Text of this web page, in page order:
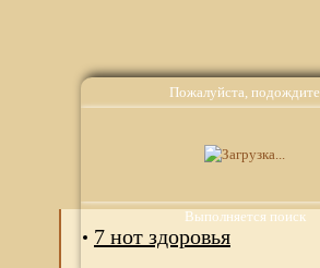
Пожалуйста, подождите
Выполняется поиск
7 нот здоровья